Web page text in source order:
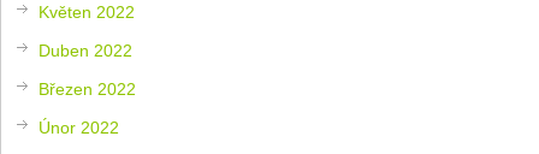
Květen 2022
Duben 2022
Březen 2022
Únor 2022